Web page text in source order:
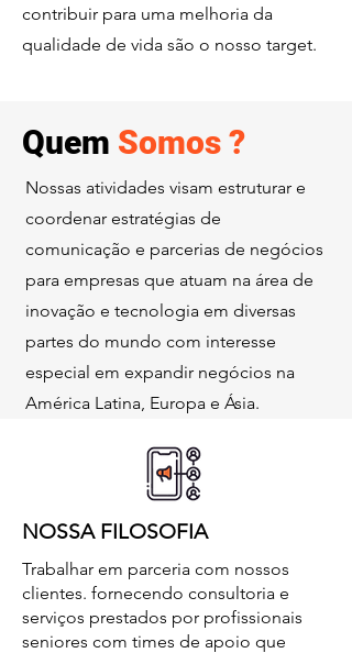
contribuir para uma melhoria da
qualidade de vida são o nosso target.
Quem Somos ?
Nossas atividades visam estruturar e
coordenar estratégias de
comunicação e parcerias de negócios
para empresas que atuam na área de
inovação e tecnologia em diversas
partes do mundo com interesse
especial em expandir negócios na
América Latina, Europa e Ásia.
NOSSA FILOSOFIA
Trabalhar em parceria com nossos
clientes. fornecendo consultoria e
serviços prestados por profissionais
seniores com times de apoio que